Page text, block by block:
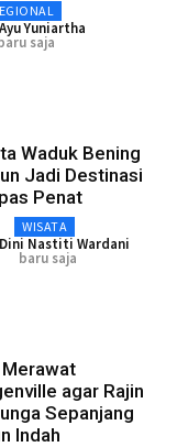
Ayu Yuniartha
saja
Waduk Bening
Jadi Destinasi
Penat
WISATA
Dini Nastiti Wardani
baru saja
Merawat
agar Rajin
Sepanjang
Indah